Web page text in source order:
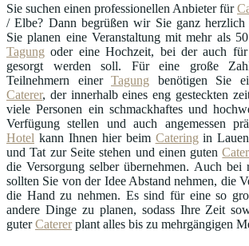
Sie suchen einen professionellen Anbieter für
/ Elbe? Dann begrüßen wir Sie ganz herzlich
Sie planen eine Veranstaltung mit mehr als
Tagung oder eine Hochzeit, bei der auch
gesorgt werden soll. Für eine große
Teilnehmern einer Tagung benötigen Sie
Caterer, der innerhalb eines eng gesteckten
viele Personen ein schmackhaftes und
Verfügung stellen und auch angemessen
Hotel kann Ihnen hier beim Catering in
und Tat zur Seite stehen und einen guten
die Versorgung selber übernehmen. Auch bei
sollten Sie von der Idee Abstand nehmen, die
die Hand zu nehmen. Es sind für eine so
andere Dinge zu planen, sodass Ihre Zeit
guterCatererplant alles bis zu mehrgängigen